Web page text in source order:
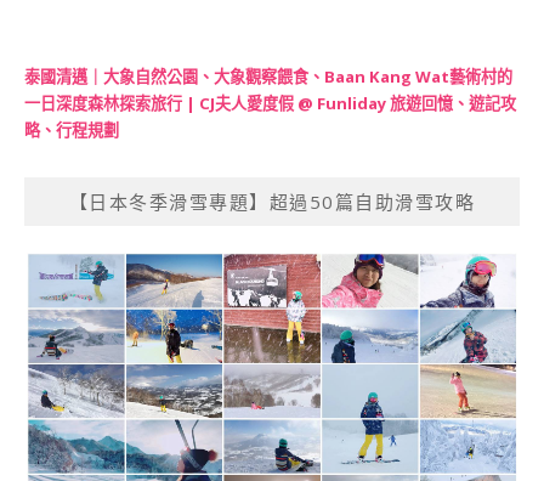
泰國清邁｜大象自然公園、大象觀察餵食、Baan Kang Wat藝術村的
一日深度森林探索旅行 | CJ夫人愛度假 @ Funliday 旅遊回憶、遊記攻
略、行程規劃
【日本冬季滑雪專題】超過50篇自助滑雪攻略